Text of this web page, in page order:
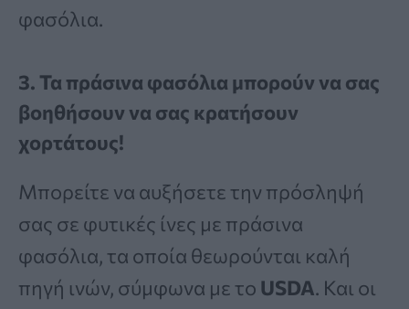
φασόλια.
3. Τα πράσινα φασόλια μπορούν να σας
βοηθήσουν να σας κρατήσουν
χορτάτους!
Μπορείτε να αυξήσετε την πρόσληψή
σας σε φυτικές ίνες με πράσινα
φασόλια, τα οποία θεωρούνται καλή
πηγή ινών, σύμφωνα με το USDA. Και οι